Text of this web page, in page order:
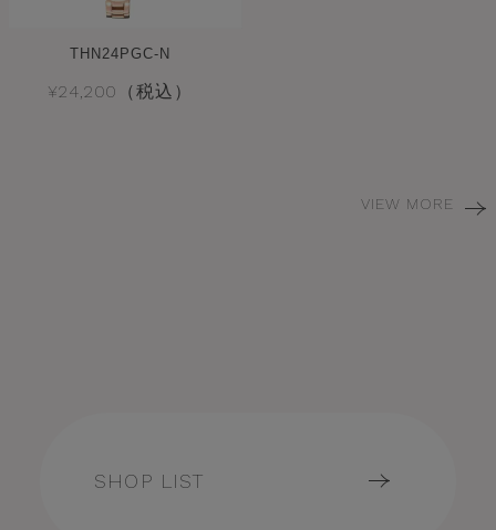
THN24PGC-N
¥24,200（税込）
VIEW MORE
SHOP LIST